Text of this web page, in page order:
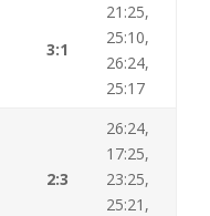
3:1
21:25,
25:10,
26:24,
25:17
2:3
26:24,
17:25,
23:25,
25:21,